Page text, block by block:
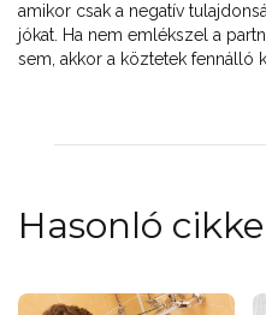
amikor csak a negatív
jókat. Ha nem emlékszel a
sem, akkor a köztetek fennálló
Hasonló